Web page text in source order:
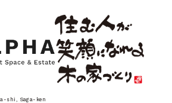
shi, Saga-ken